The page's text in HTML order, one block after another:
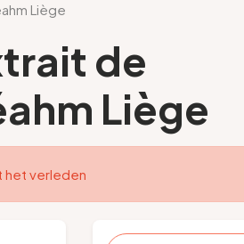
Liège
de
Liège
het verleden